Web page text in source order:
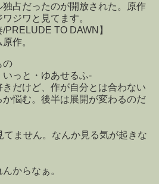
占だったのが開放された。原作
ジワと見てます。
TO DAWN】
作。
の
いっと・ゆあせるふ-
だけど、作が自分とは合わない
悩む。後半は展開が変わるのだ
ません。なんか見る気が起きな
からなぁ。